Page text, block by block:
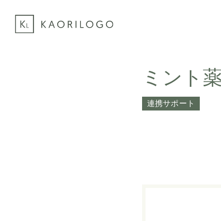
ミント
連携サポート